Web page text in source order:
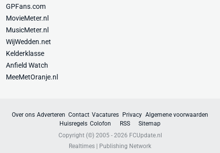
GPFans.com
MovieMeter.nl
MusicMeter.nl
WijWedden.net
Kelderklasse
Anfield Watch
MeeMetOranje.nl
Over ons Adverteren Contact Vacatures Privacy Algemene voorwaarden
Huisregels Colofon RSS
Sitemap
Copyright (©) 2005 - 2026 FCUpdate.nl
Realtimes | Publishing Network